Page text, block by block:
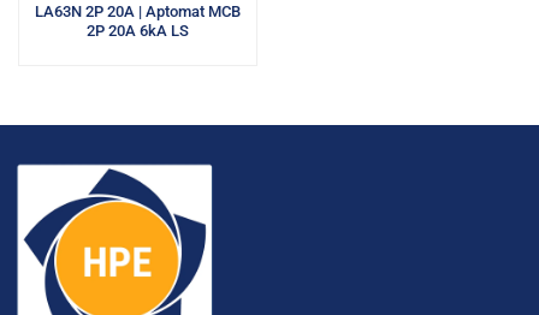
LA63N 2P 20A | Aptomat MCB
2P 20A 6kA LS